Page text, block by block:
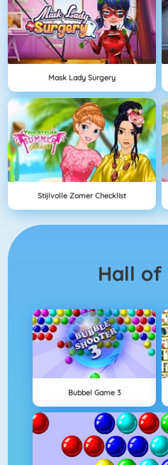
Mask Lady Surgery
Stijlvolle Zomer Checklist
Hall of
Bubbel Game 3